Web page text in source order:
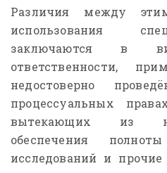
Различия между
использования
заключаются в
ответственности,
недостоверно
процессуальных
вытекающих из
обеспечения
исследований и